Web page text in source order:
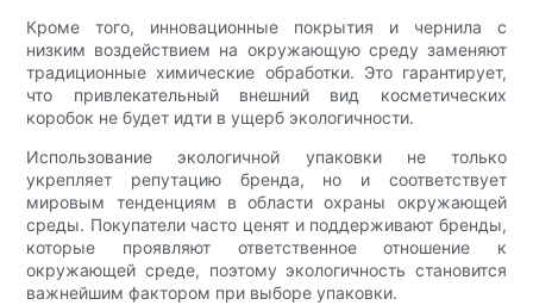
Кроме того, инновационные покрытия и чернила с
низким воздействием на окружающую среду заменяют
традиционные химические обработки. Это гарантирует,
что привлекательный внешний вид косметических
коробок не будет идти в ущерб экологичности.
Использование экологичной упаковки не только
укрепляет репутацию бренда, но и соответствует
мировым тенденциям в области охраны окружающей
среды. Покупатели часто ценят и поддерживают бренды,
которые проявляют ответственное отношение к
окружающей среде, поэтому экологичность становится
важнейшим фактором при выборе упаковки.